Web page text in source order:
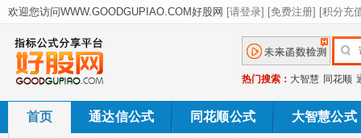
热门搜索： 大智慧 同花顺
首页 通达信公式 同花顺公式 大智慧公式